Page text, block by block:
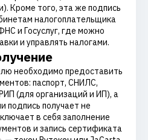
Кроме того, эта же подпись
налогоплательщика
и Госуслуг, где можно
и управлять налогами.
необходимо предоставить
паспорт, СНИЛС,
(для организаций и ИП), а
подпись получает не
в себя заполнение
и запись сертификата